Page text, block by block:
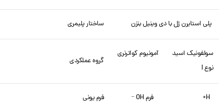
پلی استایرن ژل با دی وینیل بنزن ساختار پلیمری
سولفونیک اسید آمونیوم کواترنری
نوع I
گروه عملکردی
– فرم یونی